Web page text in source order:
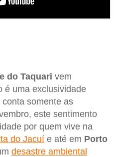
do Taquari vem
é uma exclusividade
somente as
este sentimento
por quem vive na
do Jacuí e até em Porto
desastre ambiental